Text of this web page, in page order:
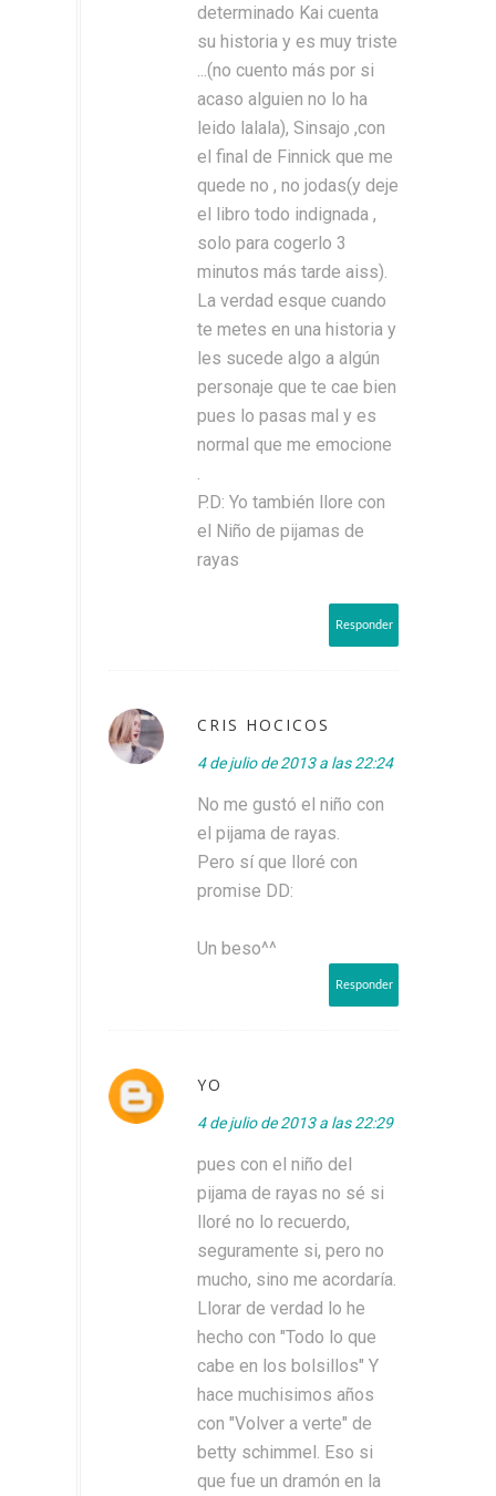
determinado Kai cuenta
su historia y es muy triste
...(no cuento más por si
acaso alguien no lo ha
leido lalala), Sinsajo ,con
el final de Finnick que me
quede no , no jodas(y deje
el libro todo indignada ,
solo para cogerlo 3
minutos más tarde aiss).
La verdad esque cuando
te metes en una historia y
les sucede algo a algún
personaje que te cae bien
pues lo pasas mal y es
normal que me emocione
P.D: Yo también llore con
el Niño de pijamas de
rayas
Responder
CRIS HOCICOS
4 de julio de 2013 a las 22:24
No me gustó el niño con
el pijama de rayas.
Pero sí que lloré con
promise DD:
Un beso^^
Responder
YO
4 de julio de 2013 a las 22:29
pues con el niño del
pijama de rayas no sé si
lloré no lo recuerdo,
seguramente si, pero no
mucho, sino me acordaría.
Llorar de verdad lo he
hecho con "Todo lo que
cabe en los bolsillos" Y
hace muchisimos años
con "Volver a verte" de
betty schimmel. Eso si
que fue un dramón en la